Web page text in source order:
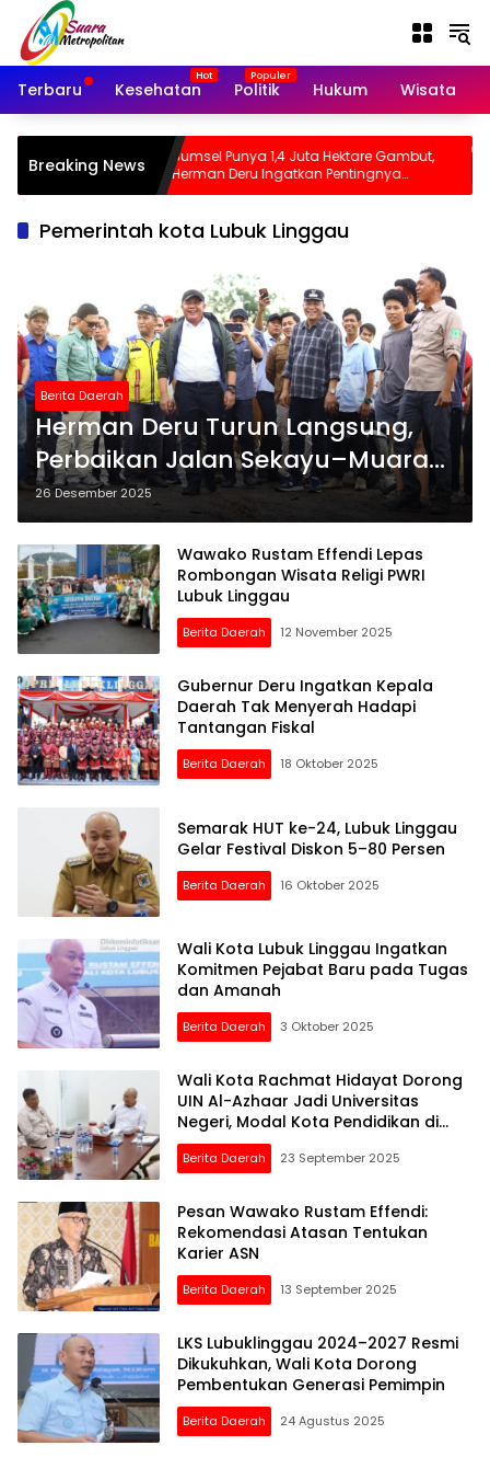
Langsung
konten
Terbaru
Kesehatan Politik Hukum Wisata
Breaking News
Desil 1
Sumsel Punya 1,4 Juta Hektare Gambut,
Herman Deru Ingatkan Pentingnya
Pencegahan Karhutla
Pemerintah kota Lubuk Linggau
Berita Daerah
Herman Deru Turun Langsung,
Perbaikan Jalan Sekayu–Muara
Beliti Rp170 Miliar Tinggal Tunggu
SPK
26 Desember 2025
Wawako Rustam Effendi Lepas
Rombongan Wisata Religi PWRI
Lubuk Linggau
Berita Daerah 12 November 2025
Gubernur Deru Ingatkan Kepala
Daerah Tak Menyerah Hadapi
Tantangan Fiskal
Berita Daerah 18 Oktober 2025
Semarak HUT ke-24, Lubuk Linggau
Gelar Festival Diskon 5–80 Persen
Berita Daerah 16 Oktober 2025
Wali Kota Lubuk Linggau Ingatkan
Komitmen Pejabat Baru pada Tugas
dan Amanah
Berita Daerah 3 Oktober 2025
Wali Kota Rachmat Hidayat Dorong
UIN Al-Azhaar Jadi Universitas
Negeri, Modal Kota Pendidikan di
Linggau
Berita Daerah 23 September 2025
Pesan Wawako Rustam Effendi:
Rekomendasi Atasan Tentukan
Karier ASN
Berita Daerah 13 September 2025
LKS Lubuklinggau 2024–2027 Resmi
Dikukuhkan, Wali Kota Dorong
Pembentukan Generasi Pemimpin
Berita Daerah 24 Agustus 2025